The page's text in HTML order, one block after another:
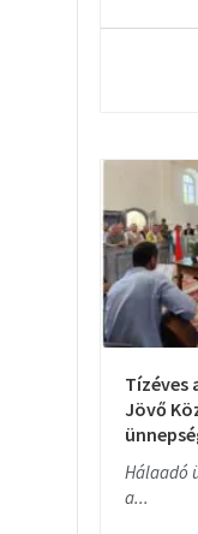
Tízéves
Jövő
Hálaadó
a...